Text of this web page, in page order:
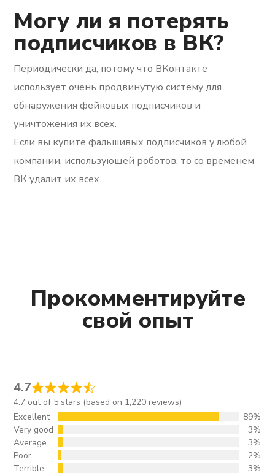
Могу ли я потерять
подписчиков в ВК?
Периодически да, потому что ВКонтакте
использует очень продвинутую систему для
обнаружения фейковых подписчиков и
уничтожения их всех.
Если вы купите фальшивых подписчиков у любой
компании, использующей роботов, то со временем
ВК удалит их всех.
Прокомментируйте
свой опыт
4.7
4.7 out of 5 stars (based on 1,220 reviews)
Excellent
89%
Very good
3%
Average
3%
Poor
2%
Terrible
3%